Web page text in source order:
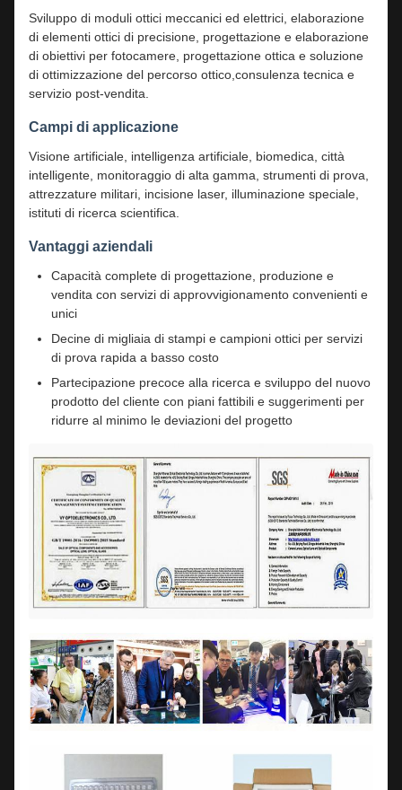
Sviluppo di moduli ottici meccanici ed elettrici, elaborazione
di elementi ottici di precisione, progettazione e elaborazione
di obiettivi per fotocamere, progettazione ottica e soluzione
di ottimizzazione del percorso ottico,consulenza tecnica e
servizio post-vendita.
Campi di applicazione
Visione artificiale, intelligenza artificiale, biomedica, città
intelligente, monitoraggio di alta gamma, strumenti di prova,
attrezzature militari, incisione laser, illuminazione speciale,
istituti di ricerca scientifica.
Vantaggi aziendali
Capacità complete di progettazione, produzione e
vendita con servizi di approvvigionamento convenienti e
unici
Decine di migliaia di stampi e campioni ottici per servizi
di prova rapida a basso costo
Partecipazione precoce alla ricerca e sviluppo del nuovo
prodotto del cliente con piani fattibili e suggerimenti per
ridurre al minimo le deviazioni del progetto